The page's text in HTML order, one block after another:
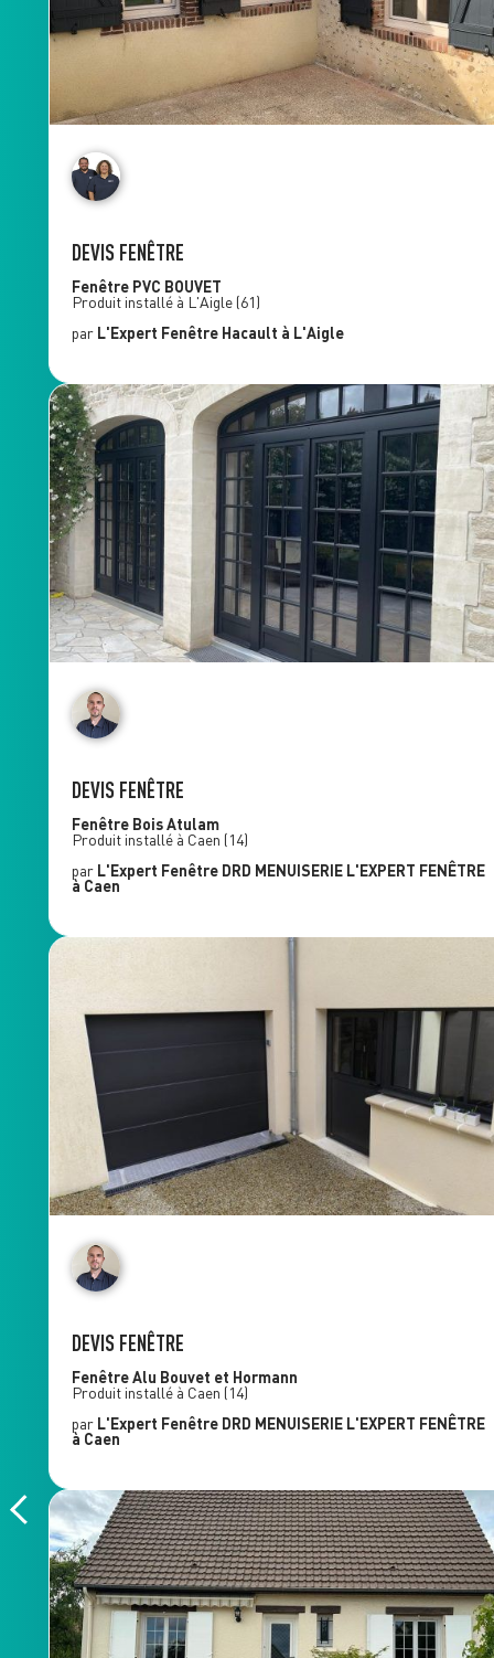
DEVIS FENÊTRE
Fenêtre PVC BOUVET
Produit installé à L'Aigle (61)
par L'Expert Fenêtre Hacault à L'Aigle
DEVIS FENÊTRE
Fenêtre BoisAtulam
Produit installé à Caen (14)
par L'Expert Fenêtre DRD MENUISERIE L'EXPERT FENÊTRE
à Caen
DEVIS FENÊTRE
Fenêtre Alu Bouvet et Hormann
Produit installé à Caen (14)
par L'Expert Fenêtre DRD MENUISERIE L'EXPERT FENÊTRE
à Caen